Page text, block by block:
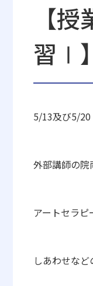
【
習Ⅰ】
5/13及び5/20
外部講師の院
アートセラピ
しあわせなど